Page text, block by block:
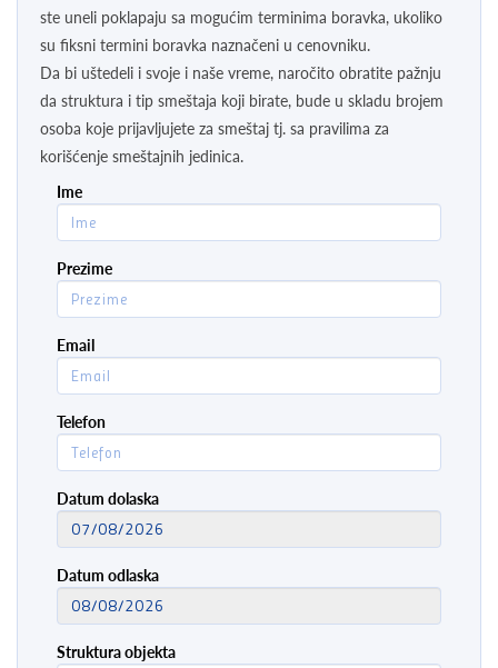
ste uneli poklapaju sa mogućim terminima boravka, ukoliko
su fiksni termini boravka naznačeni u cenovniku.
Da bi uštedeli i svoje i naše vreme, naročito obratite pažnju
da struktura i tip smeštaja koji birate, bude u skladu brojem
osoba koje prijavljujete za smeštaj tj. sa pravilima za
korišćenje smeštajnih jedinica.
Ime
Prezime
Email
Telefon
Datum dolaska
Datum odlaska
Struktura objekta